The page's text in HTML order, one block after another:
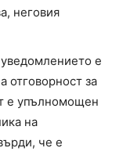
неговия
е
отговорност за
е упълномощен
на
че е